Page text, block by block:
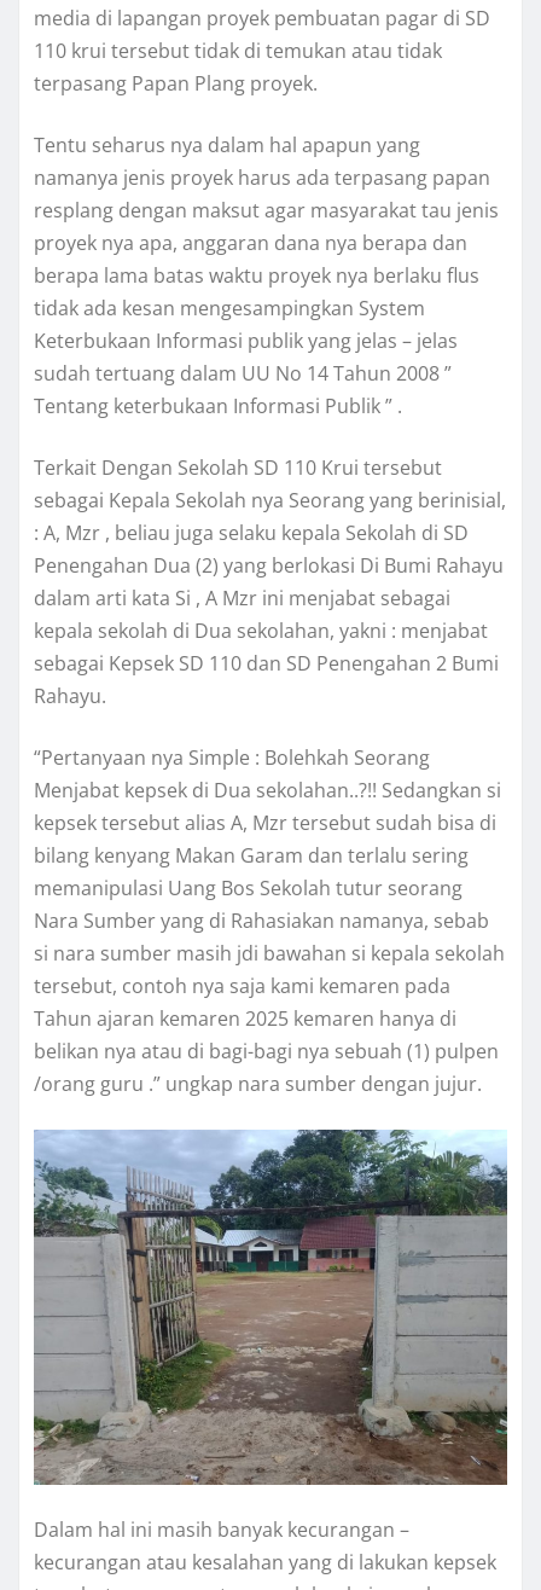
media di lapangan proyek pembuatan pagar di SD
110 krui tersebut tidak di temukan atau tidak
terpasang Papan Plang proyek.
Tentu seharus nya dalam hal apapun yang
namanya jenis proyek harus ada terpasang papan
resplang dengan maksut agar masyarakat tau jenis
proyek nya apa, anggaran dana nya berapa dan
berapa lama batas waktu proyek nya berlaku flus
tidak ada kesan mengesampingkan System
Keterbukaan Informasi publik yang jelas – jelas
sudah tertuang dalam UU No 14 Tahun 2008 ”
Tentang keterbukaan Informasi Publik ” .
Terkait Dengan Sekolah SD 110 Krui tersebut
sebagai Kepala Sekolah nya Seorang yang berinisial,
: A, Mzr , beliau juga selaku kepala Sekolah di SD
Penengahan Dua (2) yang berlokasi Di Bumi Rahayu
dalam arti kata Si , A Mzr ini menjabat sebagai
kepala sekolah di Dua sekolahan, yakni : menjabat
sebagai Kepsek SD 110 dan SD Penengahan 2 Bumi
Rahayu.
“Pertanyaan nya Simple : Bolehkah Seorang
Menjabat kepsek di Dua sekolahan..?!! Sedangkan si
kepsek tersebut alias A, Mzr tersebut sudah bisa di
bilang kenyang Makan Garam dan terlalu sering
memanipulasi Uang Bos Sekolah tutur seorang
Nara Sumber yang di Rahasiakan namanya, sebab
si nara sumber masih jdi bawahan si kepala sekolah
tersebut, contoh nya saja kami kemaren pada
Tahun ajaran kemaren 2025 kemaren hanya di
belikan nya atau di bagi-bagi nya sebuah (1) pulpen
/orang guru .” ungkap nara sumber dengan jujur.
Dalam hal ini masih banyak kecurangan –
kecurangan atau kesalahan yang di lakukan kepsek